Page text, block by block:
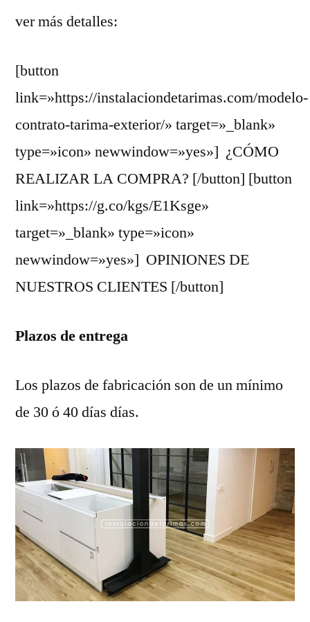
ver más detalles:
[button
link=»https://instalaciondetarimas.com/modelo-
contrato-tarima-exterior/» target=»_blank»
type=»icon» newwindow=»yes»] ¿CÓMO
REALIZAR LA COMPRA? [/button] [button
link=»https://g.co/kgs/E1Ksge»
target=»_blank» type=»icon»
newwindow=»yes»] OPINIONES DE
NUESTROS CLIENTES [/button]
Plazos de entrega
Los plazos de fabricación son de un mínimo
de 30 ó 40 días días.